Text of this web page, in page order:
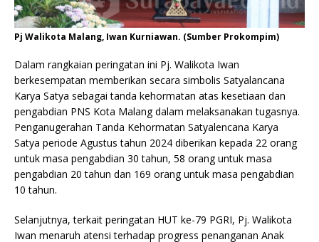
Pj Walikota Malang, Iwan Kurniawan. (Sumber Prokompim)
Dalam rangkaian peringatan ini Pj. Walikota Iwan
berkesempatan memberikan secara simbolis Satyalancana
Karya Satya sebagai tanda kehormatan atas kesetiaan dan
pengabdian PNS Kota Malang dalam melaksanakan tugasnya.
Penganugerahan Tanda Kehormatan Satyalencana Karya
Satya periode Agustus tahun 2024 diberikan kepada 22 orang
untuk masa pengabdian 30 tahun, 58 orang untuk masa
pengabdian 20 tahun dan 169 orang untuk masa pengabdian
10 tahun.
Selanjutnya, terkait peringatan HUT ke-79 PGRI, Pj. Walikota
Iwan menaruh atensi terhadap progress penanganan Anak